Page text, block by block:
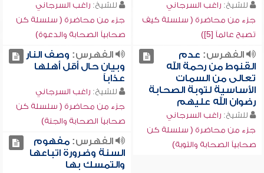
للشيخ: راغب السرجاني
جزء من محاضرة ( سلسلة كيف
تصبح عالماً [5])
للشيخ: راغب السرجاني
جزء من محاضرة ( سلسلة كن
صحابياً الصحابة والدعوة)
الفهرس: عدم
القنوط من رحمة الله
تعالى من السمات
الأساسية لتوبة الصحابة
رضوان الله عليهم
للشيخ: راغب السرجاني
جزء من محاضرة ( سلسلة كن
صحابياً الصحابة والتوبة)
الفهرس: وصف النار
وبيان حال أقل أهلها
عذاباً
للشيخ: راغب السرجاني
جزء من محاضرة ( سلسلة كن
صحابياً الصحابة والجنة)
الفهرس:مفهوم
السنة وضرورة اتباعها
والتمسك بها